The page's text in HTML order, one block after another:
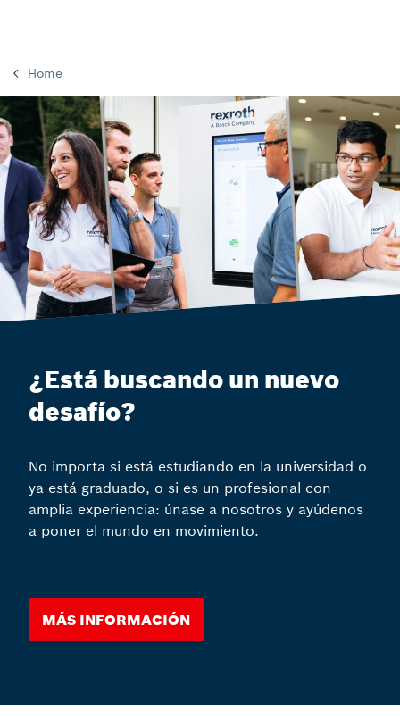
Home
¿Está buscando un nuevo
desafío?
No importa si está estudiando en la universidad o
ya está graduado, o si es un profesional con
amplia experiencia: únase a nosotros y ayúdenos
a poner el mundo en movimiento.
Más información